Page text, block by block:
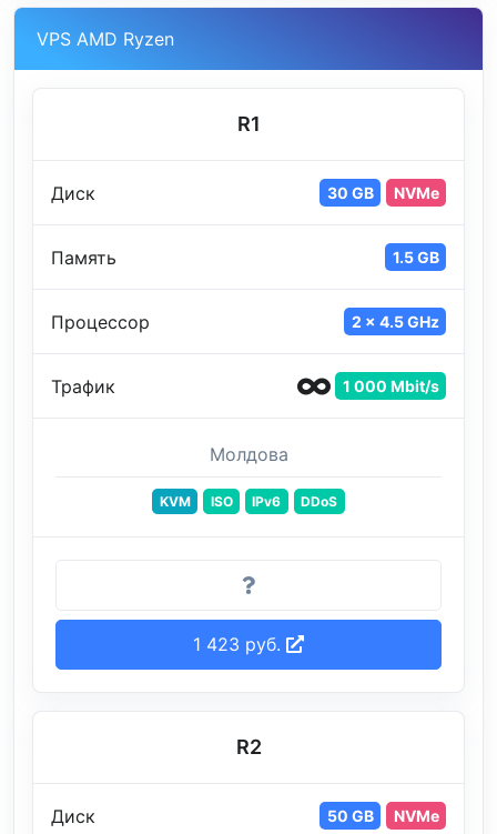
VPS AMD Ryzen
R1
Диск 30 GB NVMe
Память 1.5 GB
Процессор 2 x 4.5 GHz
Трафик 1 000 Mbit/s
Молдова
KVM ISO IPv6 DDoS
1 423 руб.
R2
Диск 50 GB NVMe